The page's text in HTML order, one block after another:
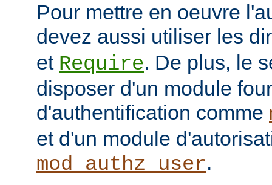
Pour mettre en oeuvre
devez aussi utiliser les
et Require. De plus, le
disposer d'un module
d'authentification comme
et d'un module
mod_authz_user.